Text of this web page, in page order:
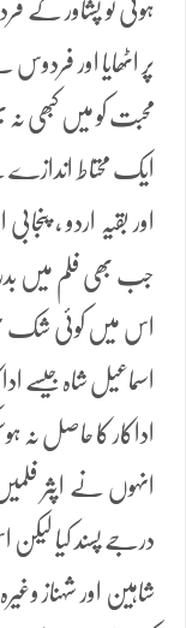
ہوئی تو پشاور کے
پر اٹھایا اور
محبت کو میں کبھی نہ
اور بقیہ اردو ،
جب بھی فلم میں بدر
اس میں کوئی شک
اسماعیل شاہ جیسے
اداکار کا حاصل نہ
انہوں نے اپثر
درجے پسند کیا
شاہین اور شہناز